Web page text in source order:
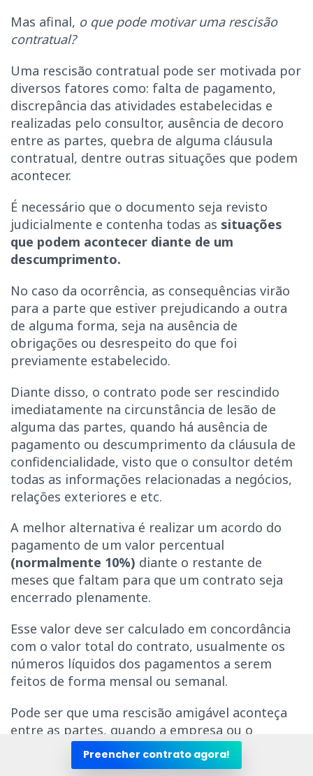
Mas afinal, o que pode motivar uma rescisão
contratual?
Uma rescisão contratual pode ser motivada por
diversos fatores como: falta de pagamento,
discrepância das atividades estabelecidas e
realizadas pelo consultor, ausência de decoro
entre as partes, quebra de alguma cláusula
contratual, dentre outras situações que podem
acontecer.
É necessário que o documento seja revisto
judicialmente e contenha todas as situações
que podem acontecer diante de um
descumprimento.
No caso da ocorrência, as consequências virão
para a parte que estiver prejudicando a outra
de alguma forma, seja na ausência de
obrigações ou desrespeito do que foi
previamente estabelecido.
Diante disso, o contrato pode ser rescindido
imediatamente na circunstância de lesão de
alguma das partes, quando há ausência de
pagamento ou descumprimento da cláusula de
confidencialidade, visto que o consultor detém
todas as informações relacionadas a negócios,
relações exteriores e etc.
A melhor alternativa é realizar um acordo do
pagamento de um valor percentual
(normalmente 10%) diante o restante de
meses que faltam para que um contrato seja
encerrado plenamente.
Esse valor deve ser calculado em concordância
com o valor total do contrato, usualmente os
números líquidos dos pagamentos a serem
feitos de forma mensal ou semanal.
Pode ser que uma rescisão amigável aconteça
entre as partes, quando a empresa ou o
consultor precise encerrar a consultoria diante
de situações adversas como: problemas
Preencher contrato agora!